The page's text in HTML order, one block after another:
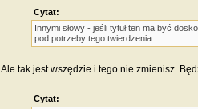
Cytat:
Innymi słowy - jeśli tytuł ten ma być
pod potrzeby tego twierdzenia.
Ale tak jest wszędzie i tego nie zmienisz.
Cytat: